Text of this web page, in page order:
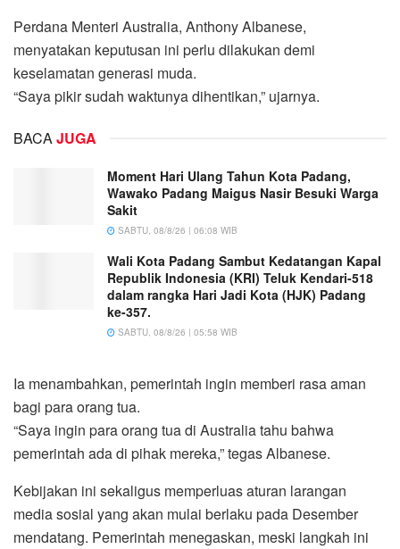
Perdana Menteri Australia, Anthony Albanese,
menyatakan keputusan ini perlu dilakukan demi
keselamatan generasi muda.
“Saya pikir sudah waktunya dihentikan,” ujarnya.
BACAJUGA
Moment Hari Ulang Tahun Kota Padang,
Wawako Padang Maigus Nasir Besuki Warga
Sakit
SABTU, 08/8/26 | 06:08 WIB
Wali Kota Padang Sambut Kedatangan Kapal
Republik Indonesia (KRI) Teluk Kendari-518
dalam rangka Hari Jadi Kota (HJK) Padang
ke-357.
SABTU, 08/8/26 | 05:58 WIB
Ia menambahkan, pemerintah ingin memberi rasa aman
bagi para orang tua.
“Saya ingin para orang tua di Australia tahu bahwa
pemerintah ada di pihak mereka,” tegas Albanese.
Kebijakan ini sekaligus memperluas aturan larangan
media sosial yang akan mulai berlaku pada Desember
mendatang. Pemerintah menegaskan, meski langkah ini